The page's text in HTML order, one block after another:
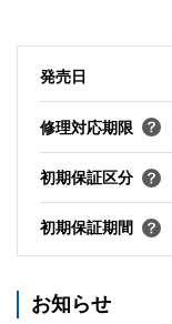
発売日
修理対応期限
初期保証区分
初期保証期間
お知らせ